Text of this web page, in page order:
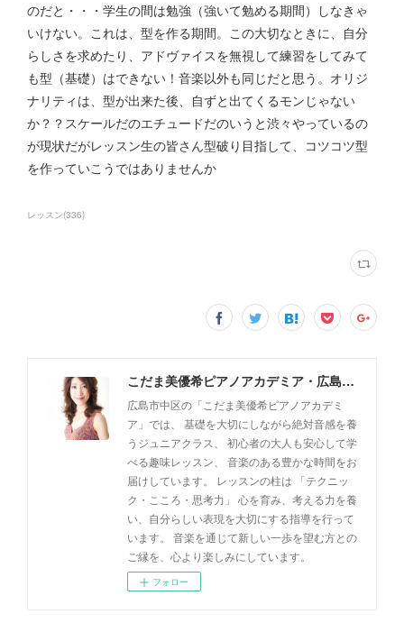
のだと・・・学生の間は勉強（強いて勉める期間）しなきゃ
いけない。これは、型を作る期間。この大切なときに、自分
らしさを求めたり、アドヴァイスを無視して練習をしてみて
も型（基礎）はできない！音楽以外も同じだと思う。オリジ
ナリティは、型が出来た後、自ずと出てくるモンじゃない
か？？スケールだのエチュードだのいうと渋々やっているの
が現状だがレッスン生の皆さん型破り目指して、コツコツ型
を作っていこうではありませんか
レッスン(336)
こだま美優希ピアノアカデミア・広島市中区
広島市中区の「こだま美優希ピアノアカデミ
ア」では、 基礎を大切にしながら絶対音感を養
うジュニアクラス、 初心者の大人も安心して学
べる趣味レッスン、 音楽のある豊かな時間をお
届けしています。 レッスンの柱は 「テクニッ
ク・こころ・思考力」 心を育み、考える力を養
い、自分らしい表現を大切にする指導を行って
います。 音楽を通じて新しい一歩を望む方との
ご縁を、心より楽しみにしています。
フォロー